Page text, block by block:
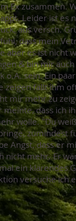
Ex zusammen.
Leider ist es
aus versch.
dass mein
aber es ist nicht
& bin mir
sein. Ein
fällt ihm
mir mehr zu
meinte, dass ich
wolle. "Du
zumindest
Angst, dass er
nicht mehr. Er
ein klärendes
versuche ich